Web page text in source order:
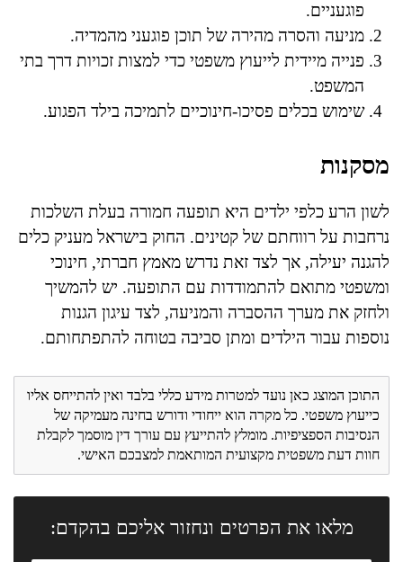
פוגעניים.
מניעה והסרה מהירה של תוכן פוגעני מהמדיה.
פנייה מיידית לייעוץ משפטי כדי למצות זכויות דרך בתי
המשפט.
שימוש בכלים פסיכו-חינוכיים לתמיכה בילד הפגוע.
מסקנות
לשון הרע כלפי ילדים היא תופעה חמורה בעלת השלכות
נרחבות על רווחתם של קטינים. החוק בישראל מעניק כלים
להגנה יעילה, אך לצד זאת נדרש מאמץ חברתי, חינוכי
ומשפטי מתואם להתמודדות עם התופעה. יש להמשיך
ולחזק את מערך ההסברה והמניעה, לצד עיגון הגנות
נוספות עבור הילדים ומתן סביבה בטוחה להתפתחותם.
התוכן המוצג כאן נועד למטרות מידע כללי בלבד ואין להתייחס אליו
כייעוץ משפטי. כל מקרה הוא ייחודי ודורש בחינה מעמיקה של
הנסיבות הספציפיות. מומלץ להתייעץ עם עורך דין מוסמך לקבלת
חוות דעת משפטית מקצועית המותאמת למצבכם האישי.
מלאו את הפרטים ונחזור אליכם בהקדם: